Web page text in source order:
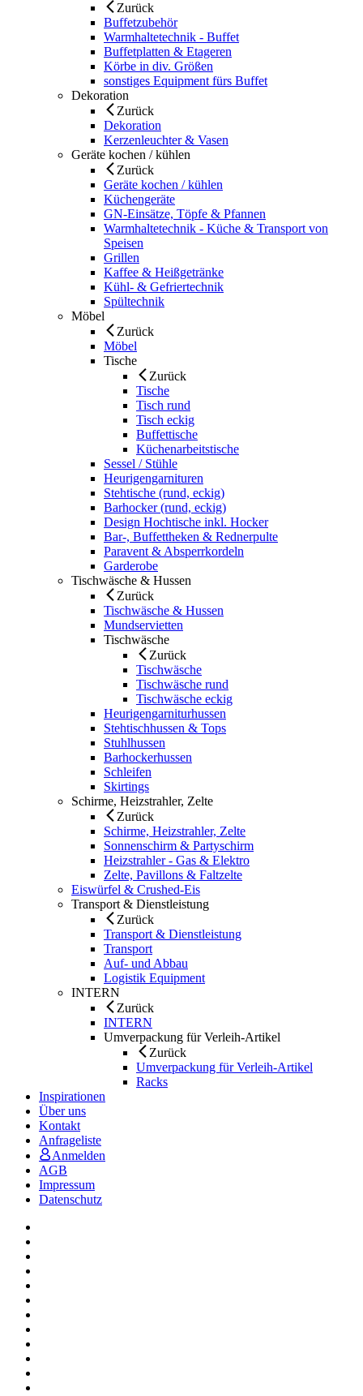
Zurück
Buffetzubehör
Warmhaltetechnik - Buffet
Buffetplatten & Etageren
Körbe in div. Größen
sonstiges Equipment fürs Buffet
Dekoration
Zurück
Dekoration
Kerzenleuchter & Vasen
Geräte kochen / kühlen
Zurück
Geräte kochen / kühlen
Küchengeräte
GN-Einsätze, Töpfe & Pfannen
Warmhaltetechnik - Küche & Transport von
Speisen
Grillen
Kaffee & Heißgetränke
Kühl- & Gefriertechnik
Spültechnik
Möbel
Zurück
Möbel
Tische
Zurück
Tische
Tisch rund
Tisch eckig
Buffettische
Küchenarbeitstische
Sessel / Stühle
Heurigengarnituren
Stehtische (rund, eckig)
Barhocker (rund, eckig)
Design Hochtische inkl. Hocker
Bar-, Buffettheken & Rednerpulte
Paravent & Absperrkordeln
Garderobe
Tischwäsche & Hussen
Zurück
Tischwäsche & Hussen
Mundservietten
Tischwäsche
Zurück
Tischwäsche
Tischwäsche rund
Tischwäsche eckig
Heurigengarniturhussen
Stehtischhussen & Tops
Stuhlhussen
Barhockerhussen
Schleifen
Skirtings
Schirme, Heizstrahler, Zelte
Zurück
Schirme, Heizstrahler, Zelte
Sonnenschirm & Partyschirm
Heizstrahler - Gas & Elektro
Zelte, Pavillons & Faltzelte
Eiswürfel & Crushed-Eis
Transport & Dienstleistung
Zurück
Transport & Dienstleistung
Transport
Auf- und Abbau
Logistik Equipment
INTERN
Zurück
INTERN
Umverpackung für Verleih-Artikel
Zurück
Umverpackung für Verleih-Artikel
Racks
Inspirationen
Über uns
Kontakt
Anfrageliste
Anmelden
AGB
Impressum
Datenschutz